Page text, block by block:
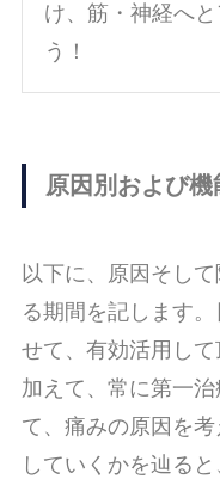
け、筋・神経へ
う！
原因別および
以下に、原因そし
る期間を記します
せて、有効活用して
加えて、常に第一
て、痛みの原因を
していくかを辿る